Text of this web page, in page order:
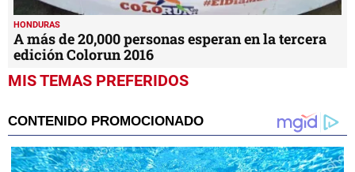
HONDURAS
A más de 20,000 personas esperan en la tercera
edición Colorun 2016
MIS TEMAS PREFERIDOS